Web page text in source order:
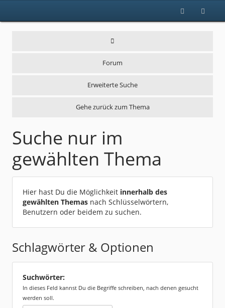
Forum
Erweiterte Suche
Gehe zurück zum Thema
Suche nur im
gewählten Thema
Hier hast Du die Möglichkeit innerhalb des
gewählten Themas nach Schlüsselwörtern,
Benutzern oder beidem zu suchen.
Schlagwörter & Optionen
Suchwörter:
In dieses Feld kannst Du die Begriffe schreiben, nach denen gesucht
werden soll.